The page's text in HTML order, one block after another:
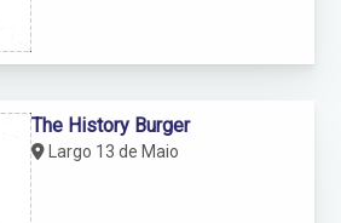
Largo 13 de Maio
The History Burger